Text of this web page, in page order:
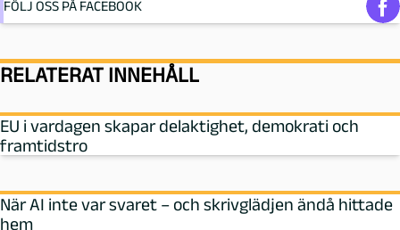
FÖLJ OSS PÅ FACEBOOK
RELATERAT INNEHÅLL
EU i vardagen skapar delaktighet, demokrati och
framtidstro
När AI inte var svaret – och skrivglädjen ändå hittade
hem